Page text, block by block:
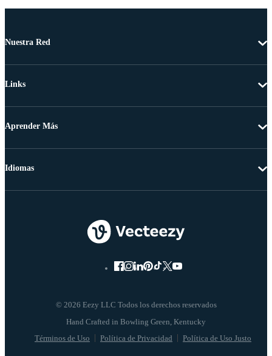
Nuestra Red
Links
Aprender Más
© 2026 Eezy LLC Todos los derechos reservados
Términos de Uso Política de Privacidad Política de Uso Justo
Idiomas